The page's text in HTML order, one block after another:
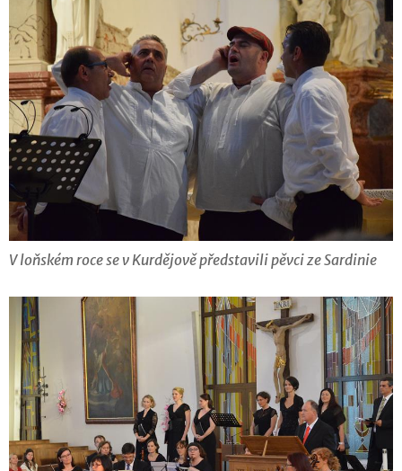
V loňském roce se v Kurdějově představili pěvci ze Sardinie